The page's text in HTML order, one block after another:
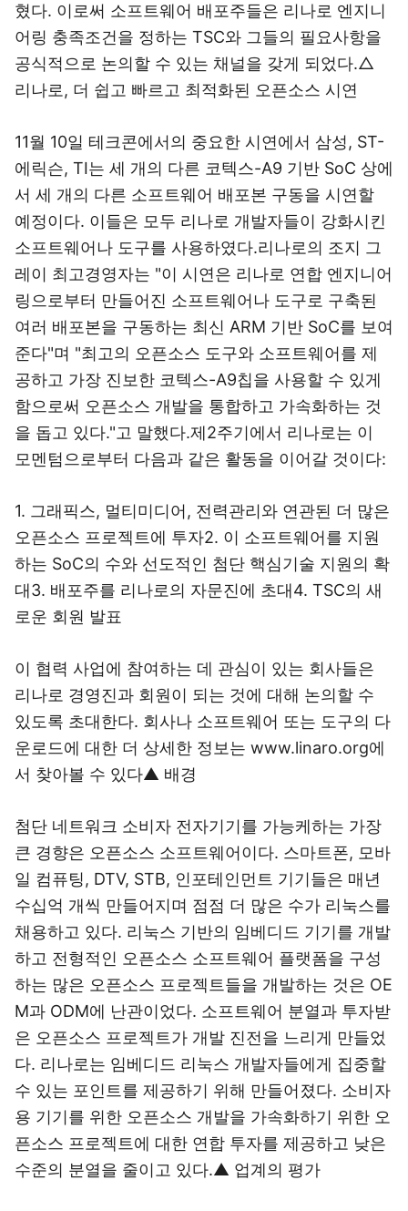
혔다. 이로써 소프트웨어 배포주들은 리나로 엔지니
어링 충족조건을 정하는 TSC와 그들의 필요사항을
공식적으로 논의할 수 있는 채널을 갖게 되었다.△
리나로, 더 쉽고 빠르고 최적화된 오픈소스 시연
11월 10일 테크콘에서의 중요한 시연에서 삼성, ST-
에릭슨, TI는 세 개의 다른 코텍스-A9 기반 SoC 상에
서 세 개의 다른 소프트웨어 배포본 구동을 시연할
예정이다. 이들은 모두 리나로 개발자들이 강화시킨
소프트웨어나 도구를 사용하였다.리나로의 조지 그
레이 최고경영자는 "이 시연은 리나로 연합 엔지니어
링으로부터 만들어진 소프트웨어나 도구로 구축된
여러 배포본을 구동하는 최신 ARM 기반 SoC를 보여
준다"며 "최고의 오픈소스 도구와 소프트웨어를 제
공하고 가장 진보한 코텍스-A9칩을 사용할 수 있게
함으로써 오픈소스 개발을 통합하고 가속화하는 것
을 돕고 있다."고 말했다.제2주기에서 리나로는 이
모멘텀으로부터 다음과 같은 활동을 이어갈 것이다:
1. 그래픽스, 멀티미디어, 전력관리와 연관된 더 많은
오픈소스 프로젝트에 투자2. 이 소프트웨어를 지원
하는 SoC의 수와 선도적인 첨단 핵심기술 지원의 확
대3. 배포주를 리나로의 자문진에 초대4. TSC의 새
로운 회원 발표
이 협력 사업에 참여하는 데 관심이 있는 회사들은
리나로 경영진과 회원이 되는 것에 대해 논의할 수
있도록 초대한다. 회사나 소프트웨어 또는 도구의 다
운로드에 대한 더 상세한 정보는 www.linaro.org에
서 찾아볼 수 있다▲ 배경
첨단 네트워크 소비자 전자기기를 가능케하는 가장
큰 경향은 오픈소스 소프트웨어이다. 스마트폰, 모바
일 컴퓨팅, DTV, STB, 인포테인먼트 기기들은 매년
수십억 개씩 만들어지며 점점 더 많은 수가 리눅스를
채용하고 있다. 리눅스 기반의 임베디드 기기를 개발
하고 전형적인 오픈소스 소프트웨어 플랫폼을 구성
하는 많은 오픈소스 프로젝트들을 개발하는 것은 OE
M과 ODM에 난관이었다. 소프트웨어 분열과 투자받
은 오픈소스 프로젝트가 개발 진전을 느리게 만들었
다. 리나로는 임베디드 리눅스 개발자들에게 집중할
수 있는 포인트를 제공하기 위해 만들어졌다. 소비자
용 기기를 위한 오픈소스 개발을 가속화하기 위한 오
픈소스 프로젝트에 대한 연합 투자를 제공하고 낮은
수준의 분열을 줄이고 있다.▲ 업계의 평가